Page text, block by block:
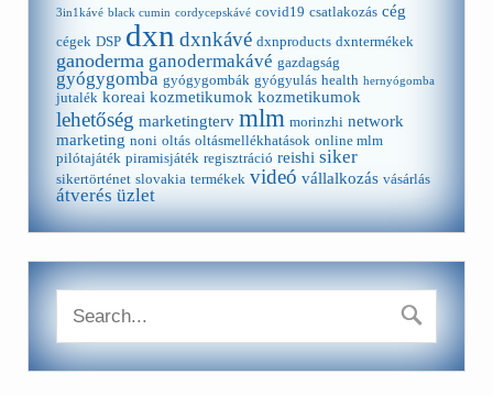
3in1kávé black cumin cordycepskávé covid19 csatlakozás cég
cégek DSP dxn dxnkávé dxnproducts dxntermékek
ganoderma ganodermakávé gazdagság
gyógygomba gyógygombák gyógyulás health hernyógomba
jutalék koreai kozmetikumok kozmetikumok
lehetőség marketingterv mlm morinzhi network
marketing noni oltás oltásmellékhatások online mlm
pilótajáték piramisjáték regisztráció reishi siker
sikertörténet slovakia termékek videó vállalkozás vásárlás
átverés üzlet